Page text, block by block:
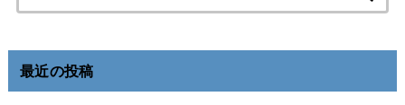
索:
最近の投稿